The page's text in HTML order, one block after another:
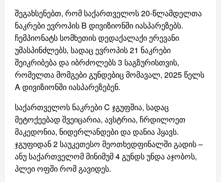
შეგახსენებთ, რომ საქართველოს 20-წლამდელთა
ნაკრები ევროპის B დივიზიონში იასპარეზებს.
ჩემპიონატს სომხეთის დედაქალაქი ერევანი
უმასპინძლებს, სადაც ევროპის 21 ნაკრები
შეიკრიბება და იბრძოლებს 3 საგზურისთვის,
რომელთა მომგები გუნდებიც მომავალ, 2025 წელს
A დივიზიონში იასპარეზებენ.
საქართველოს ნაკრები C ჯგუფშია, სადაც
მეტოქეებად შვეიცარია, ავსტრია, ჩრდილოეთ
მაკედონია, ნიდერლანდები და დანია ჰყავს.
ჯგუფიდან 2 საუკეთესო მეოთხედფინალში გადის –
ანუ საქართველომ მინიმუმ 4 გუნდს უნდა აჯობოს,
პლეი ოფში რომ გავიდეს.